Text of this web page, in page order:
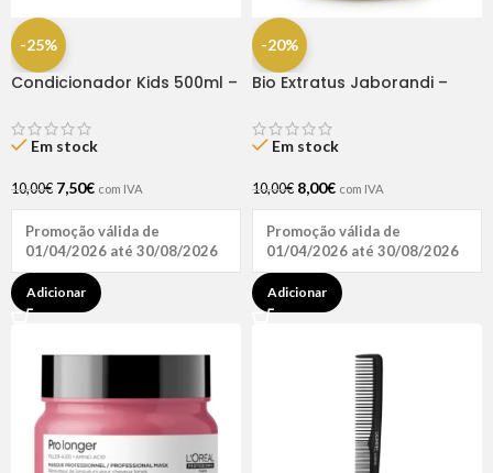
-25%
Condicionador Kids 500ml –
Em stock
10,00€ 7,50€ com IVA
Promoção válida de
01/04/2026 até 30/08/2026
Adicionar
-20%
Bio Extratus Jaborandi –
Em stock
10,00€ 8,00€ com IVA
Promoção válida de
01/04/2026 até 30/08/2026
Adicionar